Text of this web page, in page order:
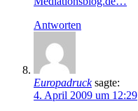
Antworten
Europadruck sagte:
4. April 2009 um 12:29